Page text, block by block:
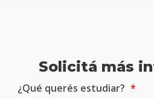
Solicitá más
¿Qué querés estudiar?